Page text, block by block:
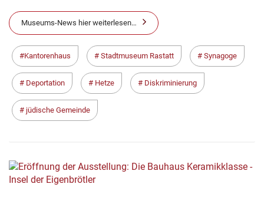
Museums-News hier weiterlesen…
Kantorenhaus Stadtmuseum Rastatt Synagoge
Deportation Hetze Diskriminierung
jüdische Gemeinde